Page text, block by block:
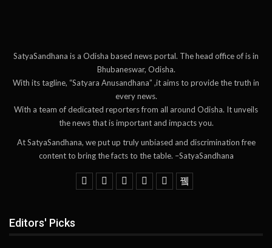
SatyaSandhana is a Odisha based news portal. The head office of is in
Bhubaneswar, Odisha.
With its tagline, “Satyara Anusandhana” ,it aims to provide the truth in
every news.
With a team of dedicated reporters from all around Odisha. It unveils
the news that is important and impacts you.
At SatyaSandhana, we put up truly unbiased and discrimination free
content to bring the facts to the table. –SatyaSandhana
Editors' Picks